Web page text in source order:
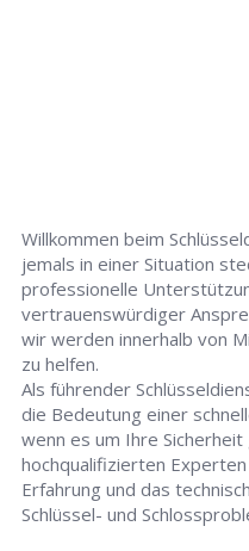
Willkommen beim
jemals in einer Situation
professionelle
vertrauenswürdiger
wir werden innerhalb von
zu helfen.
Als führender
die Bedeutung einer
wenn es um Ihre
hochqualifizierten
Erfahrung und das
Schlüssel- und